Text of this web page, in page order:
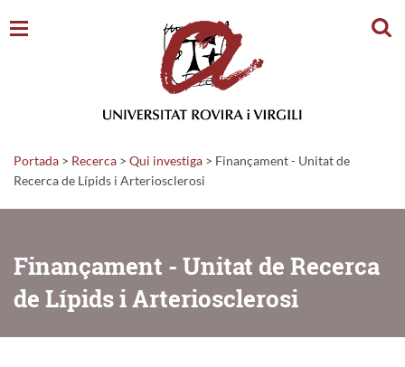
Portada > Recerca > Qui investiga > Finançament - Unitat de
Recerca de Lípids i Arteriosclerosi
Finançament - Unitat de Recerca
de Lípids i Arteriosclerosi